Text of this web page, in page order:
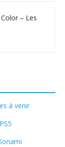
– Les
à venir